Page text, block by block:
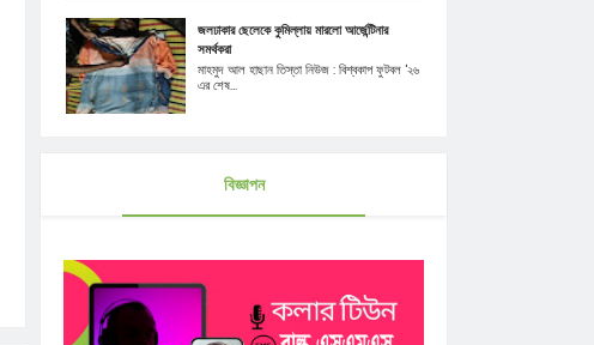
জলঢাকার ছেলেকে কুমিল্লায় মারলো আর্জেন্টিনার
সমর্থকরা
মাহমুদ আল হাছান তিস্তা নিউজ : বিশ্বকাপ ফুটবল '২৬
এর শেষ...
বিজ্ঞাপন